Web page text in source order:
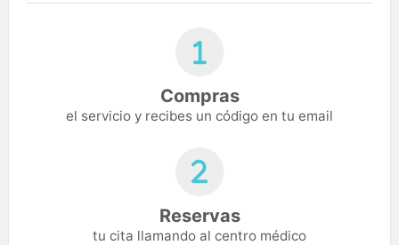
Compras
el servicio y recibes un código en tu email
Reservas
tu cita llamando al centro médico